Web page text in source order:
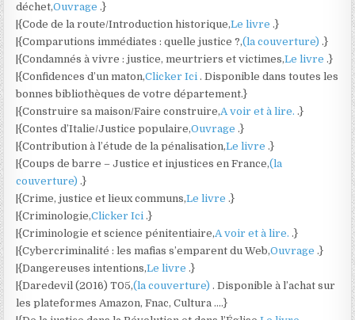
déchet,Ouvrage.}
|{Code de la route/Introduction historique,Le livre.}
|{Comparutions immédiates : quelle justice ?,(la couverture).}
|{Condamnés à vivre : justice, meurtriers et victimes,Le livre.}
|{Confidences d’un maton,Clicker Ici. Disponible dans toutes les
bonnes bibliothèques de votre département.}
|{Construire sa maison/Faire construire,A voir et à lire..}
|{Contes d’Italie/Justice populaire,Ouvrage.}
|{Contribution à l’étude de la pénalisation,Le livre.}
|{Coups de barre – Justice et injustices en France,(la
couverture).}
|{Crime, justice et lieux communs,Le livre.}
|{Criminologie,Clicker Ici.}
|{Criminologie et science pénitentiaire,A voir et à lire..}
|{Cybercriminalité : les mafias s’emparent du Web,Ouvrage.}
|{Dangereuses intentions,Le livre.}
|{Daredevil (2016) T05,(la couverture). Disponible à l’achat sur
les plateformes Amazon, Fnac, Cultura ….}